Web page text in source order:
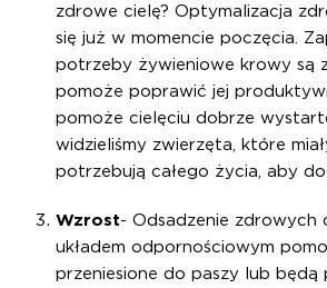
zdrowe cielę? Optymalizacja
się już w momencie poczęcia.
potrzeby żywieniowe krowy są
pomoże poprawić jej
pomoże cielęciu dobrze
widzieliśmy zwierzęta, które
potrzebują całego życia, aby
Wzrost- Odsadzenie zdrowych
układem odpornościowym
przeniesione do paszy lub